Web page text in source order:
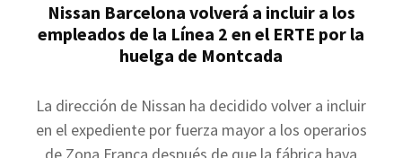
Nissan Barcelona volverá a incluir a los
empleados de la Línea 2 en el ERTE por la
huelga de Montcada
La dirección de Nissan ha decidido volver a incluir
en el expediente por fuerza mayor a los operarios